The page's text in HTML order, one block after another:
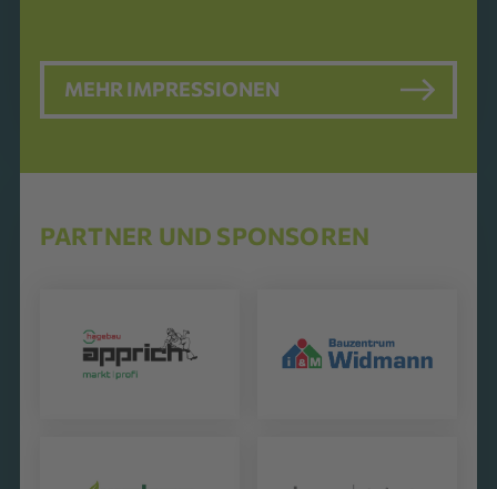
MEHR IMPRESSIONEN
PARTNER UND SPONSOREN
GmbH & Co. KG
Widmann GmbH &
Co. KG